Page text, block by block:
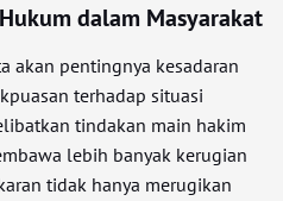
dalam Masyarakat
akan pentingnya kesadaran
terhadap situasi
tindakan main hakim
lebih banyak kerugian
tidak hanya merugikan